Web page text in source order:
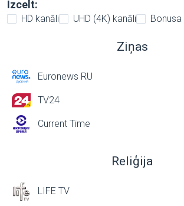
Izcelt:
HD kanāli UHD (4K) kanāli
Ziņas
Euronews RU
TV24
Current Time
Reliģija
LIFE TV